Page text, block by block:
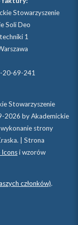
szczególnie
(a ochrona
Stowarzyszenie
Soli Deo
1
20-69-241
Stowarzyszenie
2026 by Akademickie
strony
| Strona
Iconsi wzorów
członków).